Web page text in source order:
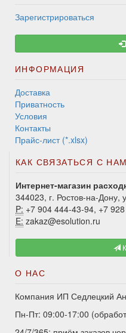
Зарегистрироваться
ИНФОРМАЦИЯ
Доставка
Приватность
Условия
Контакты
Прайс-лист (*.xlsx)
КАК СВЯЗАТЬСЯ С
Интернет-магазин
344023, г. Ростов-на-
P: +7 904 444-43-94, +7
E: zakaz@esolution.ru
О НАС
Компания ИП Седлецкий
Пн-Пт: 09:00-17:00